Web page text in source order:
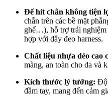
Đế hít chân không tiện
chắn trên các bề mặt
ghế…), hỗ trợ trải nghiệm
hợp với dây đeo harness.
Chất liệu nhựa dẻo cao
màng, an toàn cho da và
Kích thước lý tưởng: Độ
đầm tay, mang đến cảm